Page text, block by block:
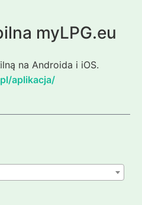
myLPG.eu
na Androida i iOS.
aplikacja/